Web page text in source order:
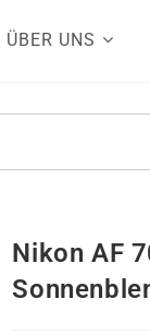
ÜBER UNS
Nikon AF